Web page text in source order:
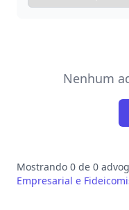
Nenhum
Mostrando 0 de 0
Empresarial e